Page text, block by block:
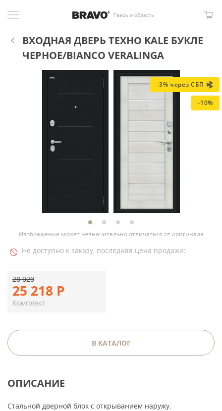
Тверь и область
ВХОДНАЯ ДВЕРЬ ТЕХНО KALE БУКЛЕ
ЧЕРНОЕ/BIANCO VERALINGA
-3% через СБП
-10%
Изображение может незначительно отличаться от оригинала
Не доступно к заказу, последняя цена продажи:
25 218 Р
28 020
Комплект
В КАТАЛОГ
ОПИСАНИЕ
Стальной дверной блок с открыванием наружу.